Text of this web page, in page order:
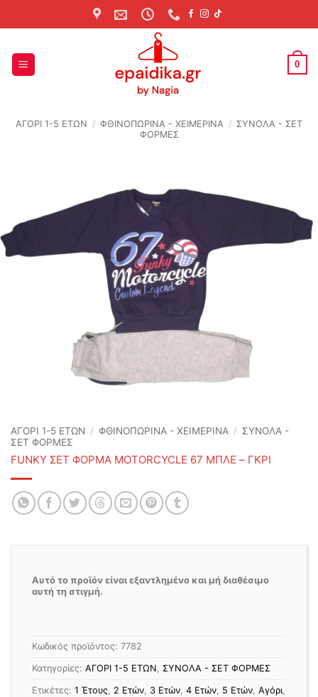
to
0
ΑΓΟΡΙ 1-5 ΕΤΩΝ / ΦΘΙΝΟΠΩΡΙΝΆ - ΧΕΙΜΕΡΙΝΆ / ΣΥΝΟΛΑ - ΣΕΤ
ΦΟΡΜΕΣ
ΑΓΟΡΙ 1-5 ΕΤΩΝ / ΦΘΙΝΟΠΩΡΙΝΆ - ΧΕΙΜΕΡΙΝΆ / ΣΥΝΟΛΑ -
ΣΕΤ ΦΟΡΜΕΣ
FUNKY ΣΕΤ ΦΟΡΜΑ MOTORCYCLE 67 ΜΠΛΕ – ΓΚΡΙ
Αυτό το προϊόν είναι εξαντλημένο και μή διαθέσιμο
αυτή τη στιγμή.
Κωδικός προϊόντος: 7782
Κατηγορίες: ΑΓΟΡΙ 1-5 ΕΤΩΝ, ΣΥΝΟΛΑ - ΣΕΤ ΦΟΡΜΕΣ
Ετικέτες: 1 Έτους, 2 Ετών, 3 Ετών, 4 Ετών, 5 Ετών, Αγόρι,